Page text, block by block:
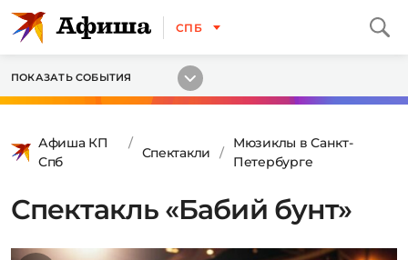
СПБ
ПОКАЗАТЬ СОБЫТИЯ
Афиша КП
Спб
Спектакли
Мюзиклы в Санкт-
Петербурге
Спектакль «Бабий бунт»